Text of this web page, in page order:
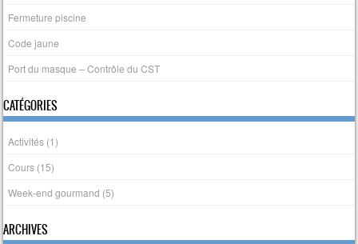
Fermeture piscine
Code jaune
Port du masque – Contrôle du CST
CATÉGORIES
Activités (1)
Cours (15)
Week-end gourmand (5)
ARCHIVES